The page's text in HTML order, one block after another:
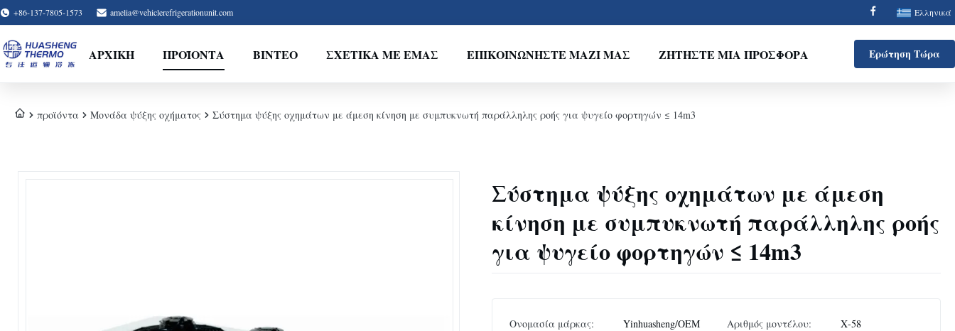
+86-137-7805-1573 amelia@vehiclerefrigerationunit.com Ελληνικά
ΑΡΧΙΚΉ ΠΡΟΪΌΝΤΑ ΒΊΝΤΕΟ ΣΧΕΤΙΚΆ ΜΕ ΕΜΆΣ ΕΠΙΚΟΙΝΩΝΉΣΤΕ ΜΑΖΊ ΜΑΣ ΖΗΤΉΣΤΕ ΜΙΑ ΠΡΟΣΦΟΡΆ Ερώτηση Τώρα
προϊόντα Μονάδα ψύξης οχήματος Σύστημα ψύξης οχημάτων με άμεση κίνηση με συμπυκνωτή παράλληλης ροής για ψυγείο φορτηγών ≤ 14m3
Σύστημα ψύξης οχημάτων με άμεση
κίνηση με συμπυκνωτή παράλληλης ροής
για ψυγείο φορτηγών ≤ 14m3
Ονομασία μάρκας: Yinhuasheng/OEM Αριθμός μοντέλου: Χ-58